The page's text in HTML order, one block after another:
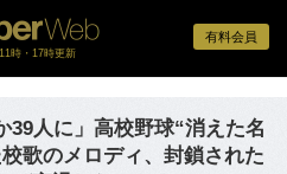
有料会員
時・17時更新
39人に」高校野球“消えた名
歌のメロディ、封鎖された